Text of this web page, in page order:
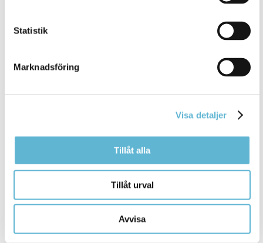
Statistik
Marknadsföring
Visa detaljer
Tillåt alla
Tillåt urval
Avvisa
Avtalsvillkor gällande
näringsverksamhet
(Gäller fr.o.m 1/5-26)